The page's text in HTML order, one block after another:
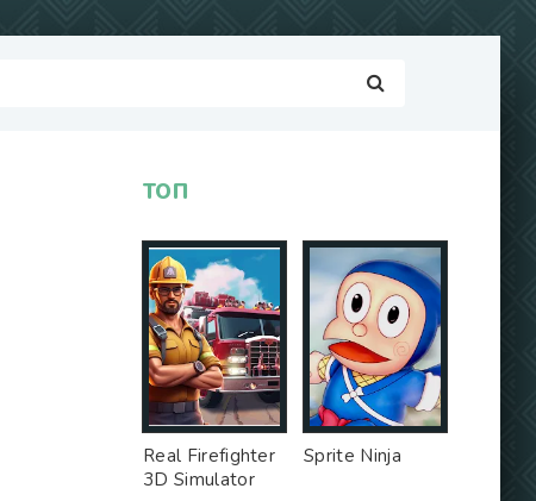
ТОП
Real Firefighter
3D Simulator
Sprite Ninja